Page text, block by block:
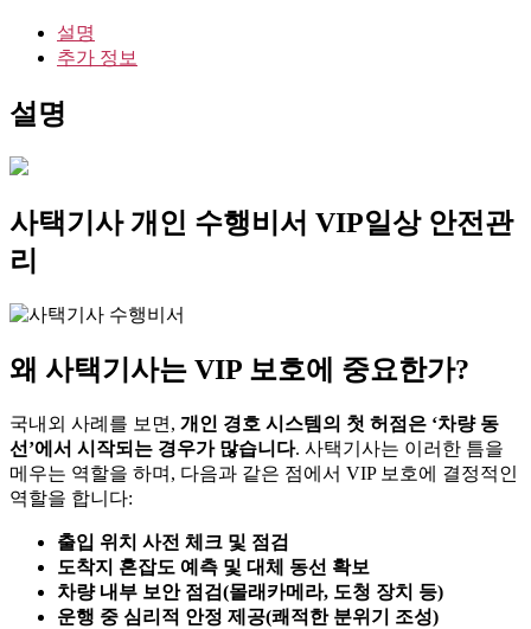
행
비
서
VIP
상
안
관
리
수
량
설명
추가 정보
설명
사택기사 개인 수행비서 VIP일상 안전관
리
왜 사택기사는 VIP 보호에 중요한가?
국내외 사례를 보면, 개인 경호 시스템의 첫 허점은 ‘차량 동
선’에서 시작되는 경우가 많습니다. 사택기사는 이러한 틈을
메우는 역할을 하며, 다음과 같은 점에서 VIP 보호에 결정적인
역할을 합니다:
출입 위치 사전 체크 및 점검
도착지 혼잡도 예측 및 대체 동선 확보
차량 내부 보안 점검(몰래카메라, 도청 장치 등)
운행 중 심리적 안정 제공(쾌적한 분위기 조성)